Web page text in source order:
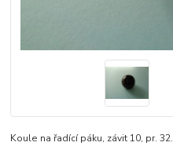
Koule na řadící páku, závit 10, pr. 32.